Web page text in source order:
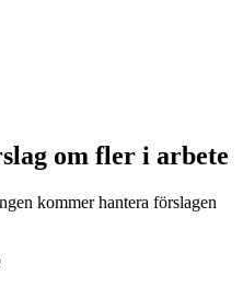
om fler i arbete
kommer hantera förslagen